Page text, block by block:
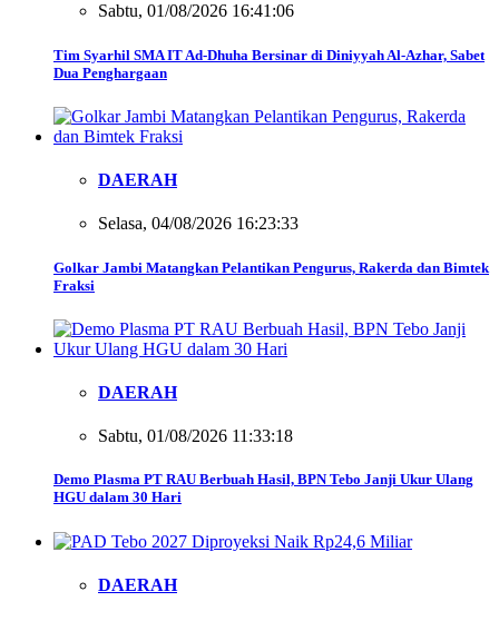
Sabtu, 01/08/2026 16:41:06
Tim Syarhil SMA IT Ad-Dhuha Bersinar di Diniyyah Al-Azhar, Sabet
Dua Penghargaan
DAERAH
Selasa, 04/08/2026 16:23:33
Golkar Jambi Matangkan Pelantikan Pengurus, Rakerda dan Bimtek
Fraksi
DAERAH
Sabtu, 01/08/2026 11:33:18
Demo Plasma PT RAU Berbuah Hasil, BPN Tebo Janji Ukur Ulang
HGU dalam 30 Hari
DAERAH